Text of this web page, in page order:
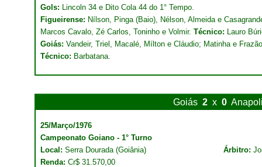
Gols: Lincoln 34 e Dito Cola 44 do 1° Tempo.
Figueirense: Nílson, Pinga (Baio), Nélson, Almeida e
Marcos Cavalo, Zé Carlos, Toninho e Volmir. Técnico: Lauro
Goiás: Vandeir, Triel, Macalé, Mílton e Cláudio; Matinha e
Técnico: Barbatana.
Goiás 2 x 0
25/Março/1976
Campeonato Goiano - 1° Turno
Local: Serra Dourada (Goiânia) Árbitro:
Renda: Cr$ 31.570,00